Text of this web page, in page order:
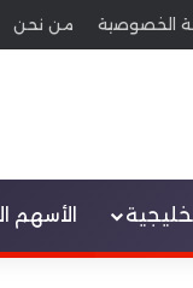
الخصوصية من نحن
الأسهم